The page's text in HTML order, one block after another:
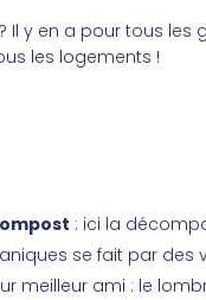
Il y en a pour tous les
les logements !
: ici la
se fait par des
meilleur ami : le